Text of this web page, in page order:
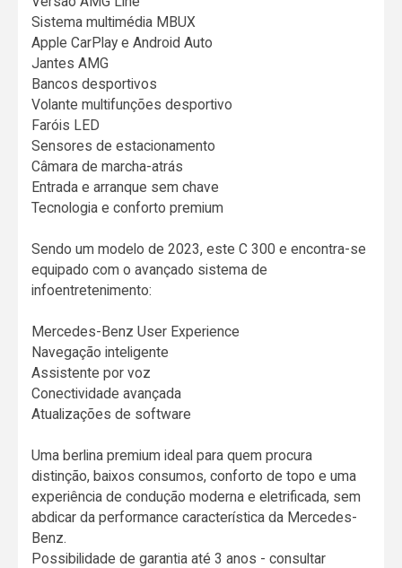
Sistema multimédia MBUX
Apple CarPlay e Android Auto
Jantes AMG
Bancos desportivos
Volante multifunções desportivo
Faróis LED
Sensores de estacionamento
Câmara de marcha-atrás
Entrada e arranque sem chave
Tecnologia e conforto premium
Sendo um modelo de 2023, este C 300 e encontra-se
equipado com o avançado sistema de
infoentretenimento:
Mercedes-Benz User Experience
Navegação inteligente
Assistente por voz
Conectividade avançada
Atualizações de software
Uma berlina premium ideal para quem procura
distinção, baixos consumos, conforto de topo e uma
experiência de condução moderna e eletrificada, sem
abdicar da performance característica da Mercedes-
Benz.
Possibilidade de garantia até 3 anos - consultar